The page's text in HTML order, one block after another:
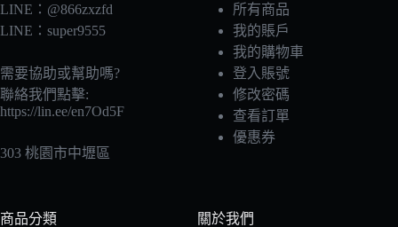
LINE：@866zxzfd
LINE：super9555
需要協助或幫助嗎?
聯絡我們點擊:
https://lin.ee/en7Od5F
303 桃園市中壢區
所有商品
我的賬戶
我的購物車
登入賬號
修改密碼
查看訂單
優惠券
商品分類 關於我們